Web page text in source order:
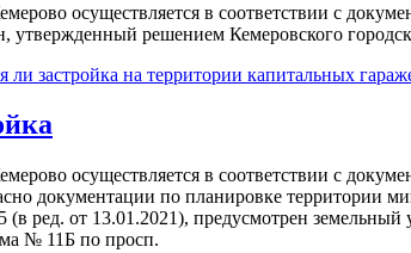
осуществляется в соответствии с
утвержденный решением Кемеровского
ли застройка на территории капитальных
осуществляется в соответствии с
документации по планировке территории
ред. от 13.01.2021), предусмотрен
№ 11Б по просп.